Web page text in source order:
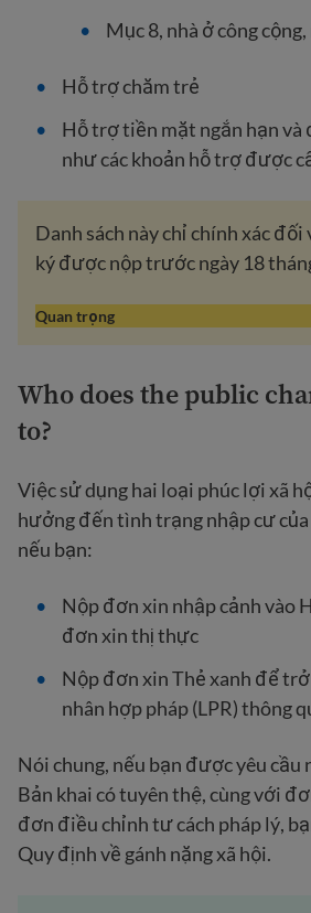
Mục 8, nhà ở công
Hỗ trợ chăm trẻ
Hỗ trợ tiền mặt ngắn hạn và
như các khoản hỗ trợ được
Danh sách này chỉ chính xác
ký được nộp trước ngày 18
Quan trọng
Who does the public
to?
Việc sử dụng hai loại phúc lợi xã
hưởng đến tình trạng nhập cư
nếu bạn:
Nộp đơn xin nhập cảnh vào
đơn xin thị thực
Nộp đơn xin Thẻ xanh để
nhân hợp pháp (LPR) thông
Nói chung, nếu bạn được yêu cầu
Bản khai có tuyên thệ, cùng với
đơn điều chỉnh tư cách pháp lý,
Quy định về gánh nặng xã hội.